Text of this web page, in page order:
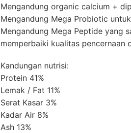
Mengandung organic calcium +
Mengandung Mega Probiotic
Mengandung Mega Peptide yang
memperbaiki kualitas pencernaan
Kandungan nutrisi:
Protein 41%
Lemak / Fat 11%
Serat Kasar 3%
Kadar Air 8%
Ash 13%